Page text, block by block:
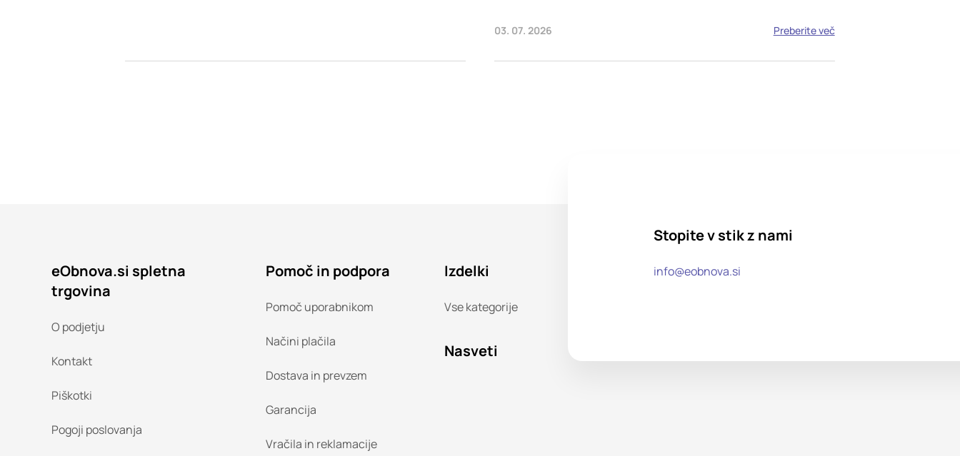
03. 07. 2026 Preberite več
eObnova.si spletna
trgovina
O podjetju
Kontakt
Piškotki
Pogoji poslovanja
Pomoč in podpora
Pomoč uporabnikom
Načini plačila
Dostava in prevzem
Garancija
Vračila in reklamacije
Izdelki
Vse kategorije
Nasveti
Stopite v stik z nami
info@eobnova.si